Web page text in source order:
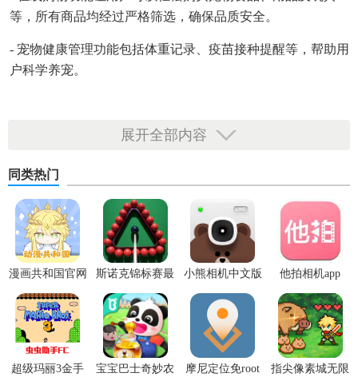
等，所有商品均经过严格筛选，确保品质安全。
- 宠物健康管理功能包括体重记录、疫苗接种提醒等，帮助用
户科学养宠。
展开全部内容
同类热门
漫画共和国官网
正版
斯诺克锦标赛最
新版
小熊相机中文版 他拍相机app
超级玛丽3金手
宝宝巴士奇妙农
摩尼定位免root
指尖像素城无限